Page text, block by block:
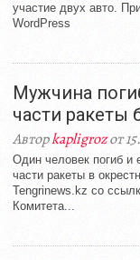
участие двух авто.
WordPress
Мужчина
части ракеты
Авторkapligrozот
Один человек погиб и
части ракеты в
Tengrinews.kz со
Комитета...